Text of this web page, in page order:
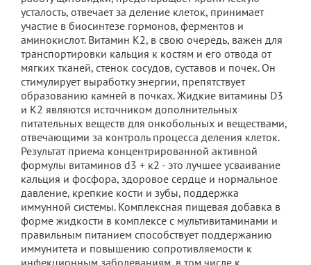
усталость, отвечает за деление клеток, принимает
участие в биосинтезе гормонов, ферментов и
аминокислот. Витамин К2, в свою очередь, важен для
транспортировки кальция к костям и его отвода от
мягких тканей, стенок сосудов, суставов и почек. Он
стимулирует выработку энергии, препятствует
образованию камней в почках. Жидкие витамины D3
и К2 являются источником дополнительных
питательных веществ для онкобольных и веществами,
отвечающими за контроль процесса деления клеток.
Результат приема концентрированной активной
формулы витаминов d3 + к2 - это лучшее усваивание
кальция и фосфора, здоровое сердце и нормальное
давление, крепкие кости и зубы, поддержка
иммунной системы. Комплексная пищевая добавка в
форме жидкости в комплексе с мультивитаминами и
правильным питанием способствует поддержанию
иммунитета и повышению сопротивляемости к